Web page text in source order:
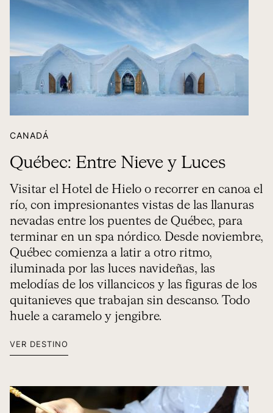
CANADÁ
Québec: Entre Nieve y Luces
Visitar el Hotel de Hielo o recorrer en canoa el
río, con impresionantes vistas de las llanuras
nevadas entre los puentes de Québec, para
terminar en un spa nórdico. Desde noviembre,
Québec comienza a latir a otro ritmo,
iluminada por las luces navideñas, las
melodías de los villancicos y las figuras de los
quitanieves que trabajan sin descanso. Todo
huele a caramelo y jengibre.
VER DESTINO